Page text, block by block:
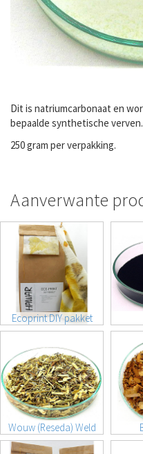
Dit is natriumcarbonaat en
bepaalde synthetische verven.
250 gram per verpakking.
Aanverwante
Ecoprint DIY pakket
Wouw (Reseda) Weld